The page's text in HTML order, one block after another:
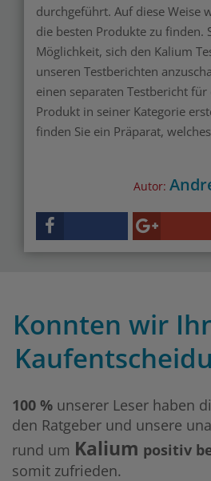
durchgeführt. Auf diese Weise
die besten Produkte zu finden.
Möglichkeit, sich den Kalium
unseren Testberichten
einen separaten Testbericht
Produkt in seiner Kategorie
finden Sie ein Präparat,
Autor:
Konnten wir
100 % unserer Leser haben
den Ratgeber und unsere
rund um Kalium positiv
somit zufrieden.